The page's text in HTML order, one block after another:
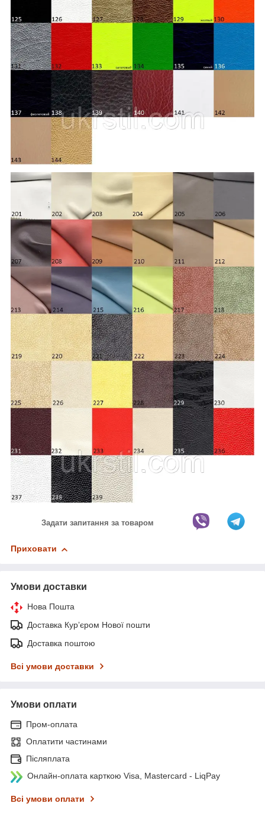
Задати запитання за товаром
Приховати
Умови доставки
Нова Пошта
Доставка Курʼєром Нової пошти
Доставка поштою
Всі умови доставки
Умови оплати
Пром-оплата
Оплатити частинами
Післяплата
Онлайн-оплата карткою Visa, Mastercard - LiqPay
Всі умови оплати